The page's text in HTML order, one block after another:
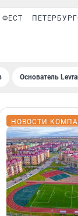
Основатель
НОВОСТИ